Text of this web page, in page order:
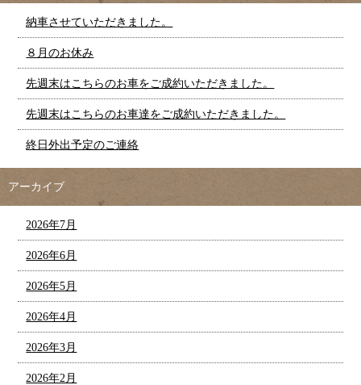
納車させていただきました。
８月のお休み
先週末はこちらのお車をご成約いただきました。
先週末はこちらのお車達をご成約いただきました。
終日外出予定のご連絡
アーカイブ
2026年7月
2026年6月
2026年5月
2026年4月
2026年3月
2026年2月